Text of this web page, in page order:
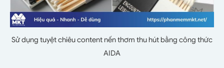
Sử dụng tuyệt chiêu content nến thơm thu hút bằng công thức
AIDA